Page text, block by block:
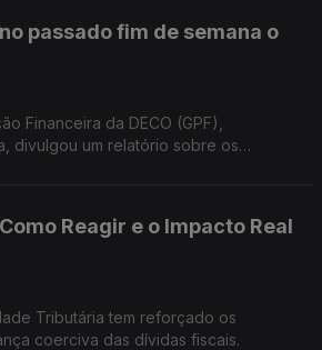
passado fim de semana o
Financeira da DECO (GPF),
divulgou um relatório sobre os
Reagir e o Impacto Real
Tributária tem reforçado os
coerciva das dívidas fiscais.